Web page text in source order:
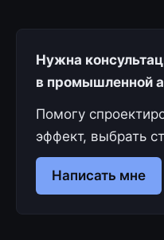
Нужна
в промышленной
Помогу
эффект, выбрать
Написать мне